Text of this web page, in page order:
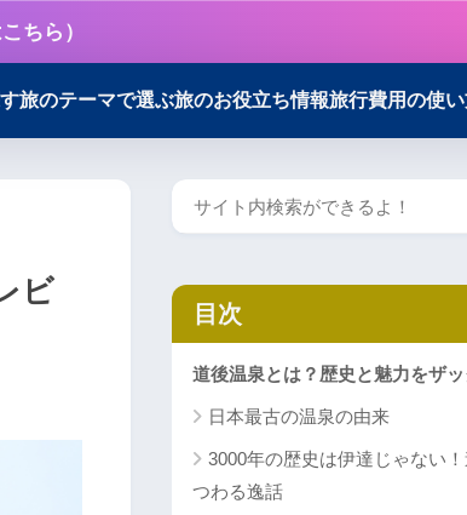
ちら）
旅のテーマで選ぶ旅のお役立ち情報旅行費用の使
ビ
目次
道後温泉とは？歴史と魅力をザ
日本最古の温泉の由来
3000年の歴史は伊達じゃない
つわる逸話